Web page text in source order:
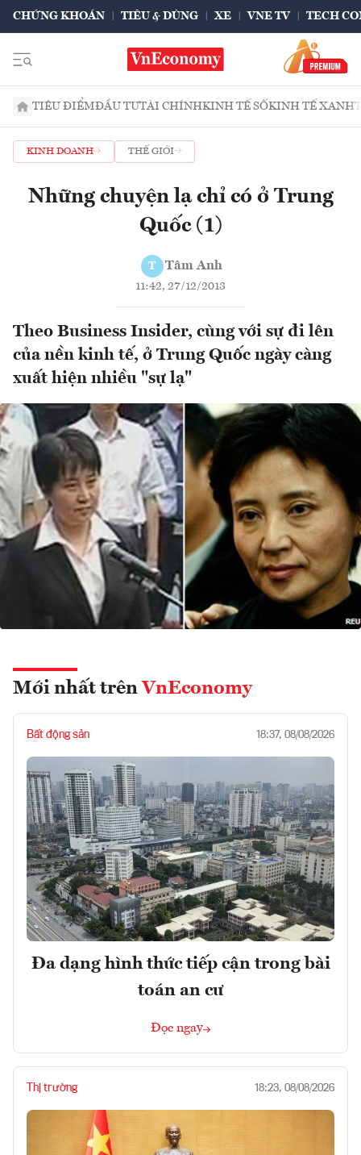
CHỨNG KHOÁN TIÊU & DÙNG XE VNE TV TECH
TIÊU ĐIỂMĐẦU TƯTÀI CHÍNHKINH TẾ SỐKINH TẾ XANH
KINH DOANH THẾ GIỚI
Những chuyện lạ chỉ có ở Trung
Quốc (1)
T Tâm Anh
11:42, 27/12/2013
Theo Business Insider, cùng với sự đi lên
của nền kinh tế, ở Trung Quốc ngày càng
xuất hiện nhiều "sự lạ"
Mới nhất trên VnEconomy
Bất động sản 18:37, 08/08/2026
Đa dạng hình thức tiếp cận trong bài
toán an cư
Đọc ngay
Thị trường 18:23, 08/08/2026